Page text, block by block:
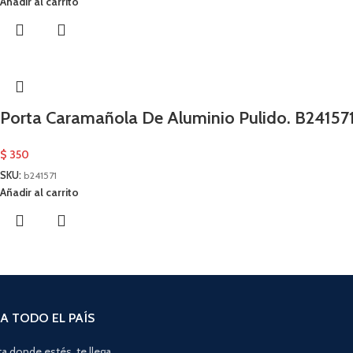
Porta Caramañola De Aluminio Pulido.
$ 350
SKU: b241571
Añadir al carrito
TODO EL PAÍS